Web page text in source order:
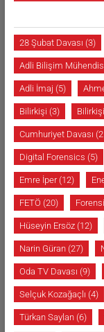
28 Şubat Davası (3)
Adli Bilişim
Adli İmaj (5)
Bilirkişi (3)
Cumhuriyet Davası
Digital Forensics (5)
Emre İper(12)
FETÖ (20)
Hüseyin Ersöz(12)
Narin Güran(27)
Oda TV Davası (9)
Selçuk Kozağaçlı (4)
Türkan Saylan(6)